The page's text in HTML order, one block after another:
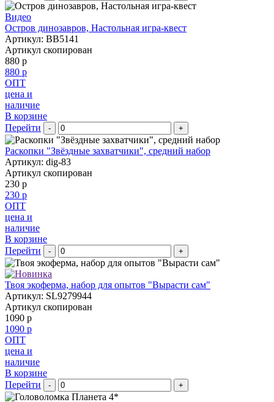
Видео
Остров динозавров, Настольная игра-квест
Артикул: BB5141
Артикул скопирован
880 р
880 р
ОПТ
цена и
наличие
В корзине
Перейти
- +
Раскопки "Звёздные захватчики", средний набор
Артикул: dig-83
Артикул скопирован
230 р
230 р
ОПТ
цена и
наличие
В корзине
Перейти
- +
Твоя экоферма, набор для опытов "Вырасти сам"
Артикул: SL9279944
Артикул скопирован
1090 р
1090 р
ОПТ
цена и
наличие
В корзине
Перейти
- +